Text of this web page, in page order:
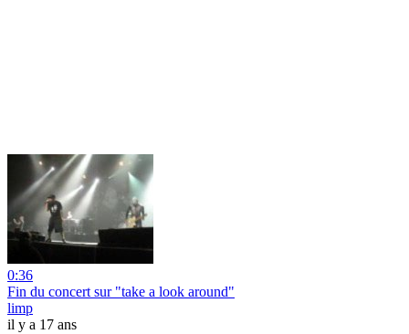
0:36
Fin du concert sur "take a look around"
limp
il y a 17 ans